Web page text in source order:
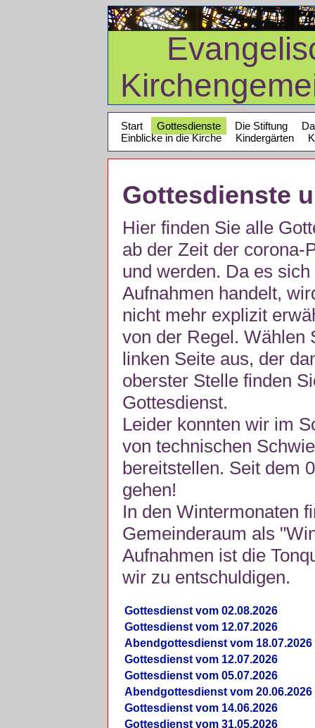
Start Gottesdienste Die Stiftung
Einblicke in die Kirche
Kindergärten
Gottesdienste
Hier finden Sie alle
ab der Zeit der corona-
und werden. Da es
Aufnahmen handelt,
nicht mehr explizit
von der Regel. Wählen
linken Seite aus, der
oberster Stelle finden
Gottesdienst.
Leider konnten wir im
von technischen
bereitstellen. Seit dem
gehen!
In den Wintermonaten
Gemeinderaum als
Aufnahmen ist die
wir zu entschuldigen.
Gottesdienst vom 02.08.2026
Gottesdienst vom 12.07.2026
Abendgottesdienst vom 18.07.2026
Gottesdienst vom 12.07.2026
Gottesdienst vom 05.07.2026
Abendgottesdienst vom 20.06.2026
Gottesdienst vom 14.06.2026
Gottesdienst vom 31.05.2026